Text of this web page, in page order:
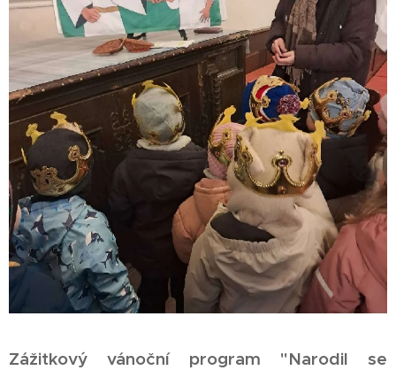
Zážitkový vánoční program "Narodil se